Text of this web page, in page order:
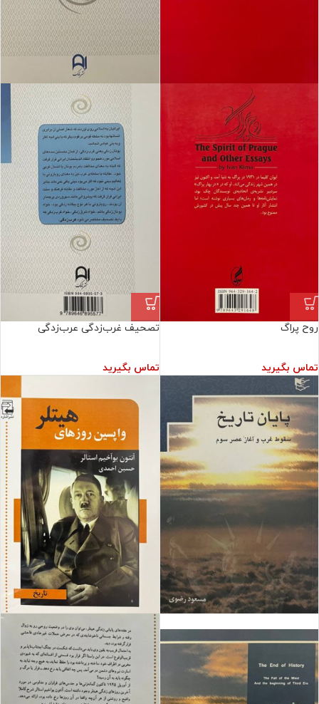
روح پراگ
تماس بگیرید
تصحیف غرب‌زدگی عرب‌زدگی
تماس بگیرید